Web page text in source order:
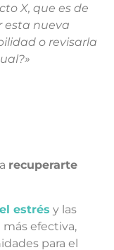
X, que es de
esta nueva
o revisarla
recuperarte
estrés y las
efectiva,
para el